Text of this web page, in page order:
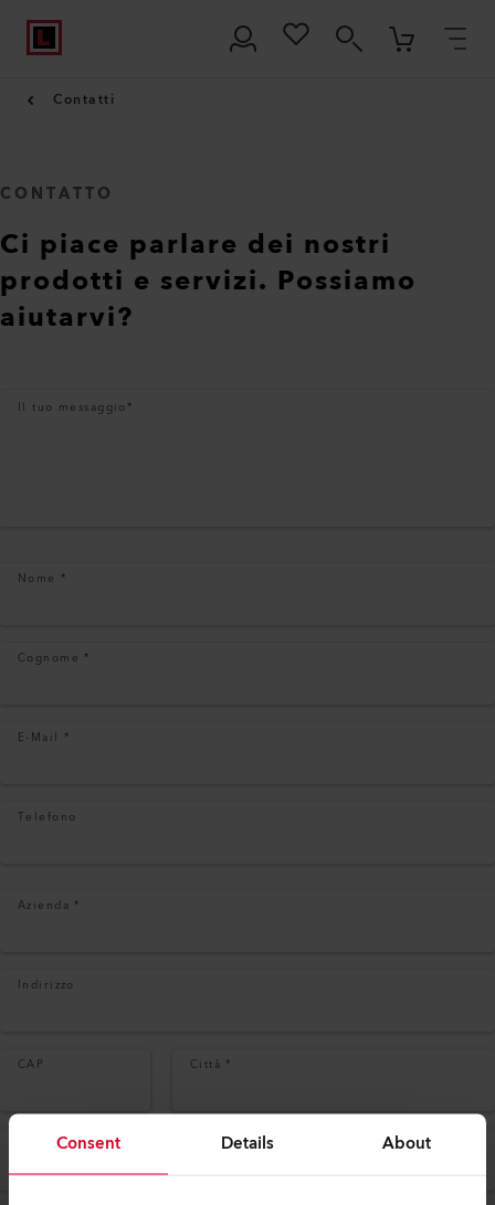
Consent Details About
Contatti
CONTATTO
Ci piace parlare dei nostri
prodotti e servizi. Possiamo
aiutarvi?
Il tuo messaggio*
Nome *
Cognome *
E-Mail *
Telefono
Azienda *
Indirizzo
CAP Città *